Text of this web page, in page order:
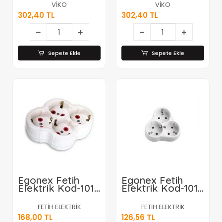
Topraklı Fiş Priz (
Golyat ) ( 16a &
250v )*20
VİKO
302,40 TL
Sepete Ekle
) Topraklı Priz
Fiş*24
VİKO
302,40 TL
Sepete Ekle
Egonex Fetih
Elektrik Kod-101-
04p ( 4lü ) (
Papatya Yonca )
Golyat*14x10
FETİH ELEKTRİK
168,00 TL
Egonex Fetih
Elektrik Kod-101-
03p ( 3lü ) (
Papatya Yonca )
Golyat*20x10
FETİH ELEKTRİK
126,56 TL